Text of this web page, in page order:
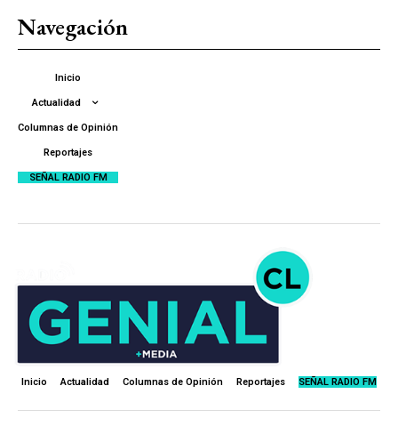
Navegación
Inicio
Actualidad
Columnas de Opinión
Reportajes
SEÑAL RADIO FM
Inicio Actualidad Columnas de Opinión Reportajes SEÑAL RADIO FM